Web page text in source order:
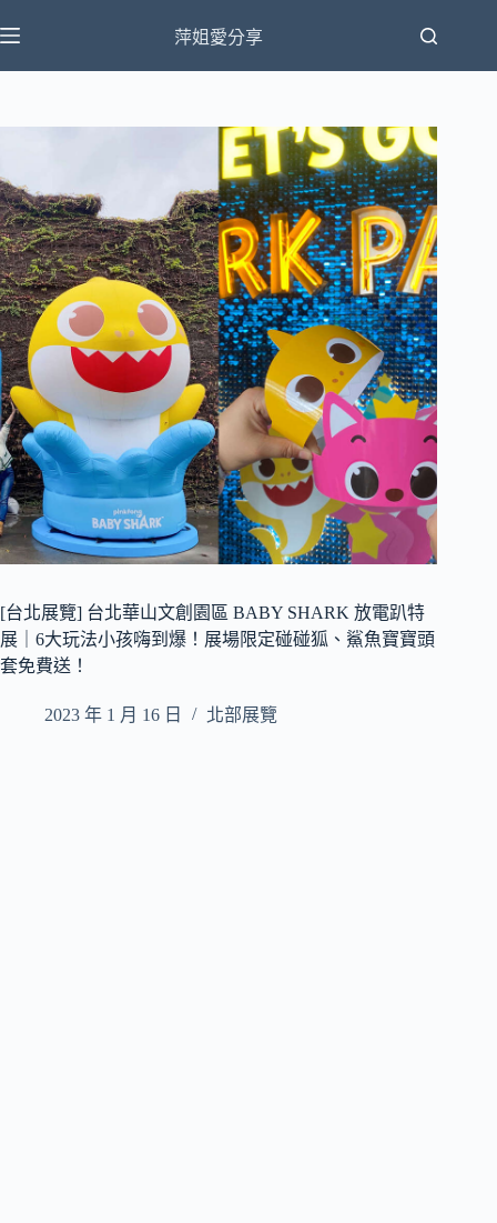
至
主
萍姐愛分享
[台北展覽] 台北華山文創園區 BABY SHARK 放電趴特
展｜6大玩法小孩嗨到爆！展場限定碰碰狐、鯊魚寶寶頭
套免費送！
2023 年 1 月 16 日 北部展覽